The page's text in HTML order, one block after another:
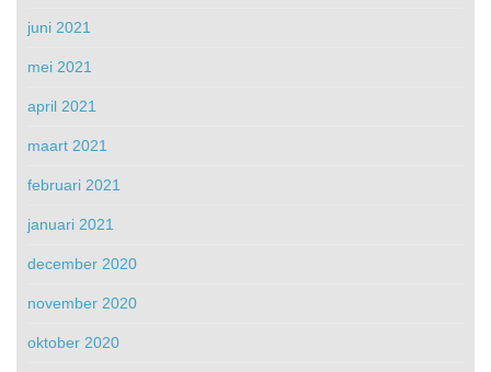
juni 2021
mei 2021
april 2021
maart 2021
februari 2021
januari 2021
december 2020
november 2020
oktober 2020